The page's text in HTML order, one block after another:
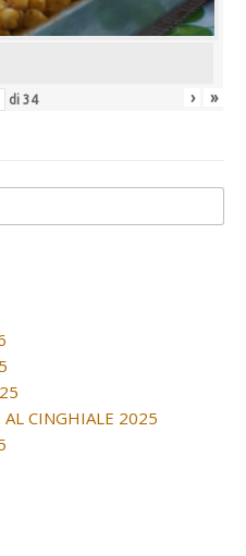
di 34 › »
AL CINGHIALE 2025